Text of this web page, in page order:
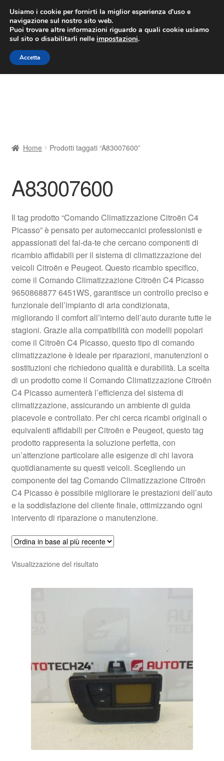
CONSEGNA da 7 EUR
Lun-Ven 9:00 - 16:00/800 580 290
Vai
alla
navigazione
Vai
al
contenuto
Contatto
Il mio account
Pagamenti
Politica sulla riservatezza
Procedura di Reclamo
Registratore di cassa
Rimostranza
Spedizione in tutto il mondo
Termini e condizioni
Home Prodotti taggati “A83007600”
A83007600
Il tag prodotto “Comando Climatizzazione Citroën C4
Picasso” è pensato per automeccanici professionisti e
appassionati del fai-da-te che cercano componenti di
ricambio affidabili per il sistema di climatizzazione dei
veicoli Citroën e Peugeot. Questo ricambio specifico,
come il Comando Climatizzazione Citroën C4 Picasso
9650868877 6451WS, garantisce un controllo preciso e
funzionale dell’impianto di aria condizionata,
migliorando il comfort all’interno dell’auto durante tutte le
stagioni. Grazie alla compatibilità con modelli popolari
come il Citroën C4 Picasso, questo tipo di comando
climatizzazione è ideale per riparazioni, manutenzioni o
sostituzioni che richiedono qualità e durabilità. La scelta
di un prodotto come il Comando Climatizzazione Citroën
C4 Picasso aumenterà l’efficienza del sistema di
climatizzazione, assicurando un ambiente di guida
piacevole e controllato. Per chi cerca ricambi originali o
equivalenti affidabili per Citroën e Peugeot, questo tag
prodotto rappresenta la soluzione perfetta, con
un’attenzione particolare alle esigenze di chi lavora
quotidianamente su questi veicoli. Scegliendo un
componente del tag Comando Climatizzazione Citroën
C4 Picasso è possibile migliorare le prestazioni dell’auto
e la soddisfazione del cliente finale, ottimizzando ogni
intervento di riparazione o manutenzione.
Visualizzazione del risultato
Usiamo i cookie per fornirti la miglior esperienza d'uso e
navigazione sul nostro sito web.
Puoi trovare altre informazioni riguardo a quali cookie usiamo
sul sito o disabilitarli nelle impostazioni.
Accetta